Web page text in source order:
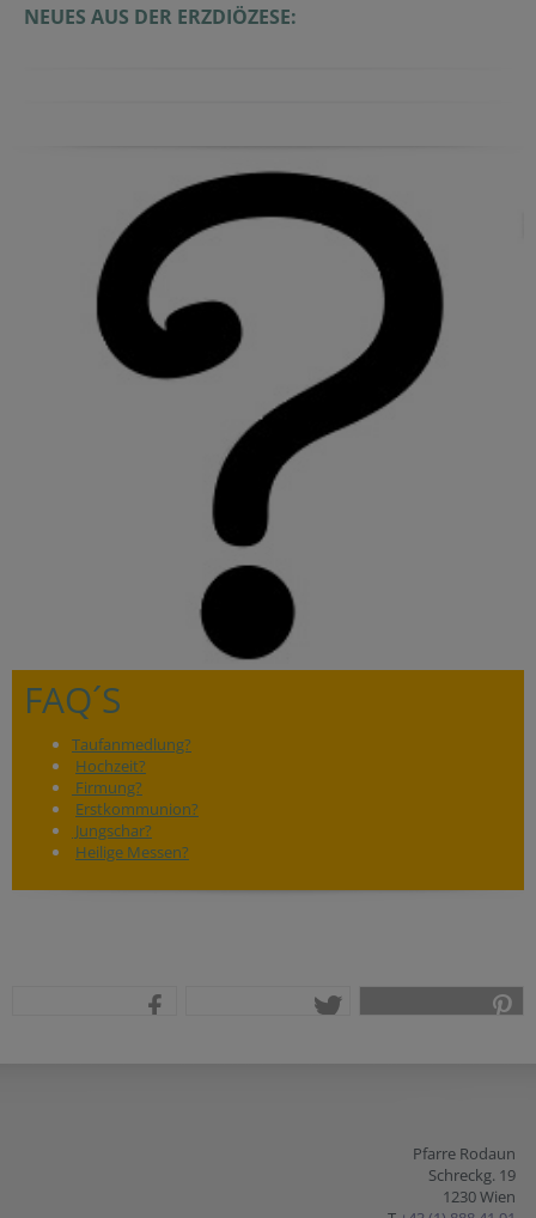
NEUES AUS DER ERZDIÖZESE:
FAQ´S
Taufanmedlung?
Hochzeit?
Firmung?
Erstkommunion?
Jungschar?
Heilige Messen?
Pfarre Rodaun
Schreckg. 19
1230 Wien